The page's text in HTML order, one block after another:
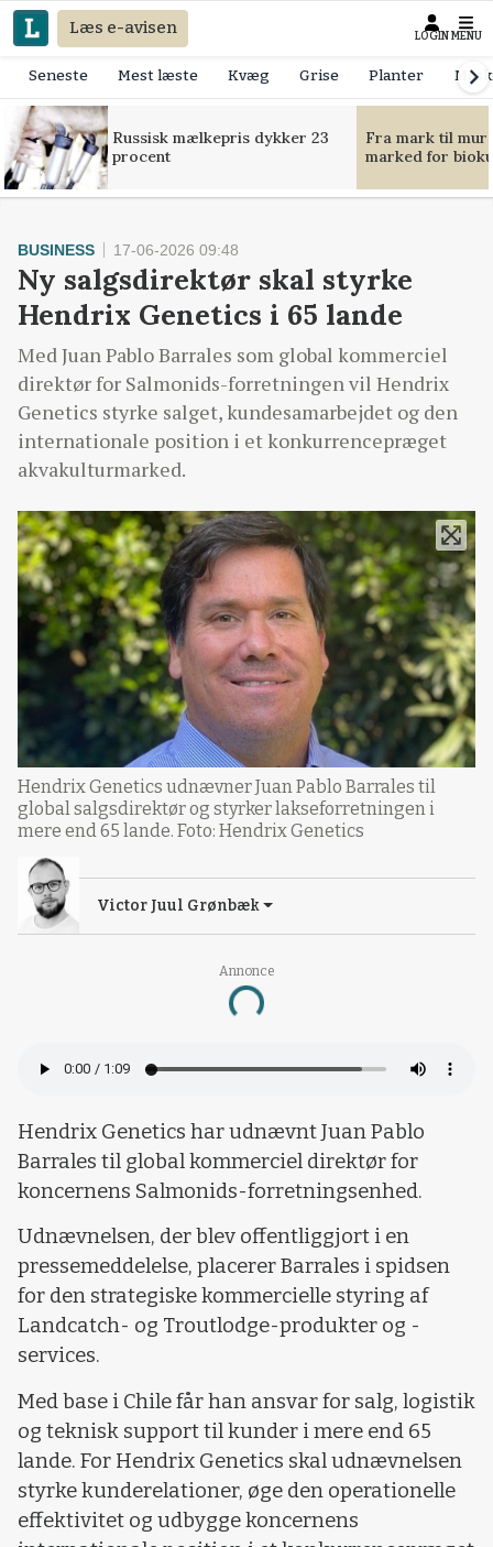
Læs e-avisen LOGIN MENU
Seneste Mest læste Kvæg Grise Planter
Russisk mælkepris dykker 23
procent
Fra mark til
marked for
Annonce
Loading...
BUSINESS 17-06-2026 09:48
Ny salgsdirektør skal styrke
Hendrix Genetics i 65 lande
Med Juan Pablo Barrales som global kommerciel
direktør for Salmonids-forretningen vil Hendrix
Genetics styrke salget, kundesamarbejdet og den
internationale position i et konkurrencepræget
akvakulturmarked.
Hendrix Genetics udnævner Juan Pablo Barrales til
global salgsdirektør og styrker lakseforretningen i
mere end 65 lande. Foto: Hendrix Genetics
Victor Juul Grønbæk
Hendrix Genetics har udnævnt Juan Pablo
Barrales til global kommerciel direktør for
koncernens Salmonids-forretningsenhed.
Udnævnelsen, der blev offentliggjort i en
pressemeddelelse, placerer Barrales i spidsen
for den strategiske kommercielle styring af
Landcatch- og Troutlodge-produkter og -
services.
Med base i Chile får han ansvar for salg, logistik
og teknisk support til kunder i mere end 65
lande. For Hendrix Genetics skal udnævnelsen
styrke kunderelationer, øge den operationelle
effektivitet og udbygge koncernens